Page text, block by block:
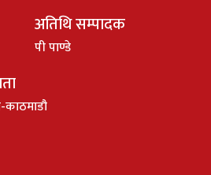
अतिथि सम्पादक
पी पाण्डे